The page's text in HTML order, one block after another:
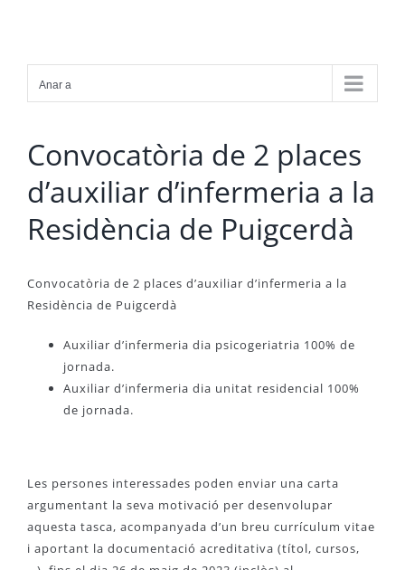
Anar a
Convocatòria de 2 places
d’auxiliar d’infermeria a la
Residència de Puigcerdà
Convocatòria de 2 places d’auxiliar d’infermeria a la
Residència de Puigcerdà
Auxiliar d’infermeria dia psicogeriatria 100% de
jornada.
Auxiliar d’infermeria dia unitat residencial 100%
de jornada.
Les persones interessades poden enviar una carta
argumentant la seva motivació per desenvolupar
aquesta tasca, acompanyada d’un breu currículum vitae
i aportant la documentació acreditativa (títol, cursos,